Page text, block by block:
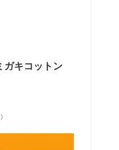
ガキコットン